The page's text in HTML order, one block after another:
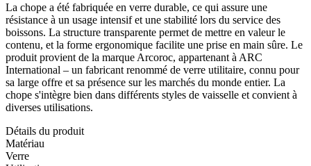
La chope a été fabriquée en verre durable, ce qui assure une
résistance à un usage intensif et une stabilité lors du service des
boissons. La structure transparente permet de mettre en valeur le
contenu, et la forme ergonomique facilite une prise en main sûre. Le
produit provient de la marque Arcoroc, appartenant à ARC
International – un fabricant renommé de verre utilitaire, connu pour
sa large offre et sa présence sur les marchés du monde entier. La
chope s'intègre bien dans différents styles de vaisselle et convient à
diverses utilisations.
Détails du produit
Matériau
Verre